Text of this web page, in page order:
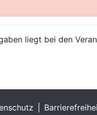
liegt bei den